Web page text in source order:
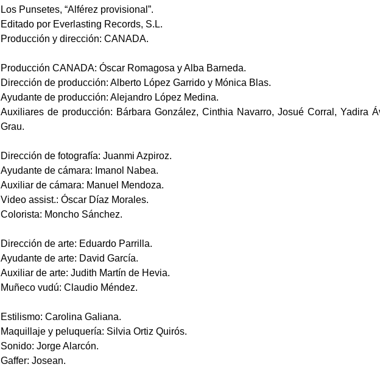
Los Punsetes, “Alférez provisional”.
Editado por Everlasting Records, S.L.
Producción y dirección: CANADA.
Producción CANADA: Óscar Romagosa y Alba Barneda.
Dirección de producción: Alberto López Garrido y Mónica Blas.
Ayudante de producción: Alejandro López Medina.
Auxiliares de producción: Bárbara González, Cinthia Navarro, Josué Corral, Yadira
Grau.
Dirección de fotografía: Juanmi Azpiroz.
Ayudante de cámara: Imanol Nabea.
Auxiliar de cámara: Manuel Mendoza.
Video assist.: Óscar Díaz Morales.
Colorista: Moncho Sánchez.
Dirección de arte: Eduardo Parrilla.
Ayudante de arte: David García.
Auxiliar de arte: Judith Martín de Hevia.
Muñeco vudú: Claudio Méndez.
Estilismo: Carolina Galiana.
Maquillaje y peluquería: Silvia Ortiz Quirós.
Sonido: Jorge Alarcón.
Gaffer: Josean.